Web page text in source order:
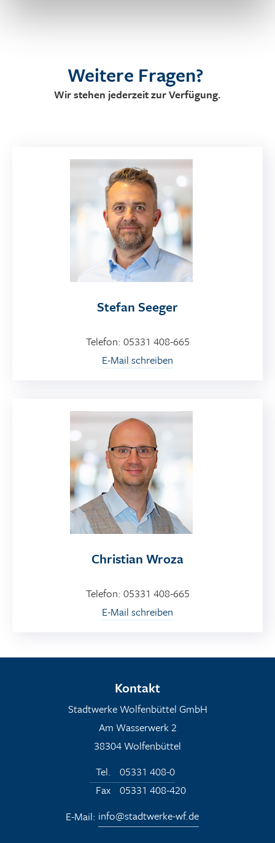
Weitere Fragen?
Wir stehen jederzeit zur Verfügung.
Stefan Seeger
Telefon: 05331 408-665
E-Mail schreiben
Christian Wroza
Telefon: 05331 408-665
E-Mail schreiben
Kontakt
Stadtwerke Wolfenbüttel GmbH
Am Wasserwerk 2
38304 Wolfenbüttel
Tel.
05331 408-0
Fax 05331 408-420
E-Mail: info@stadtwerke-wf.de